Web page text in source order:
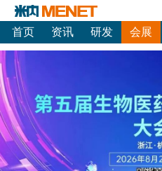
首页 资讯 研发 会展